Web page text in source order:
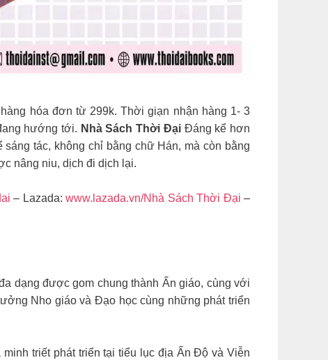
hóa đơn từ 299k. Thời giạn nhận hàng 1- 3
hướng tới. Nhà Sách Thời ĐạiĐáng kể hơn
tác, không chỉ bằng chữ Hán, mà còn bằng
nâng niu, dịch đi dịch lại.
– Lazada: www.lazada.vn/Nhà Sách Thời Đại –
dạng được gom chung thành Ấn giáo, cùng với
Nho giáo và Đạo học cùng những phát triển
triết phát triển tại tiểu lục địa Ấn Độ và Viễn